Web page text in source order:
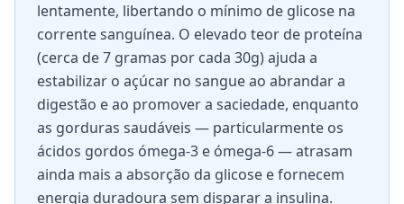
lentamente, libertando o mínimo de glicose na
corrente sanguínea. O elevado teor de proteína
(cerca de 7 gramas por cada 30g) ajuda a
estabilizar o açúcar no sangue ao abrandar a
digestão e ao promover a saciedade, enquanto
as gorduras saudáveis — particularmente os
ácidos gordos ómega-3 e ómega-6 — atrasam
ainda mais a absorção da glicose e fornecem
energia duradoura sem disparar a insulina.